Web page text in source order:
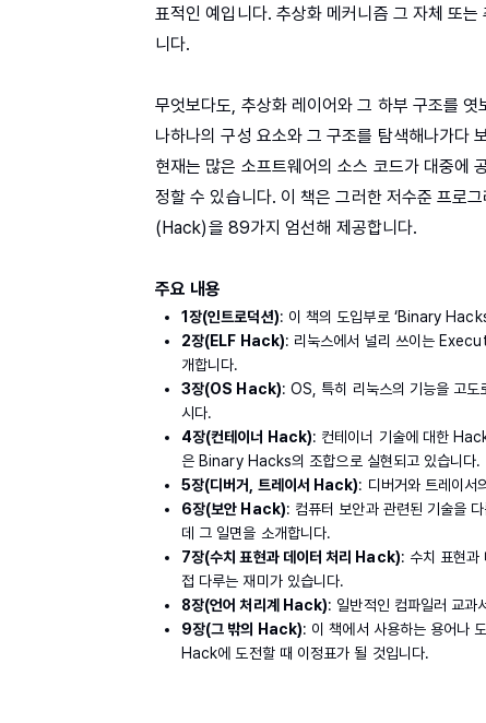
표적인 예입니다. 추상화 메커니즘 그 자체 또
니다.
무엇보다도, 추상화 레이어와 그 하부 구조를
나하나의 구성 요소와 그 구조를 탐색해나가다
현재는 많은 소프트웨어의 소스 코드가 대중에
정할 수 있습니다. 이 책은 그러한 저수준 프로
(Hack)을 89가지 엄선해 제공합니다.
주요 내용
1장(인트로덕션): 이 책의 도입부로 ‘Binary
2장(ELF Hack): 리눅스에서 널리 쓰이는
개합니다.
3장(OS Hack): OS, 특히 리눅스의 기능을 고
시다.
4장(컨테이너 Hack): 컨테이너 기술에 대한
은 Binary Hacks의 조합으로 실현되고 있습니다.
5장(디버거, 트레이서 Hack): 디버거와 트레이서
6장(보안 Hack): 컴퓨터 보안과 관련된 기술을
데 그 일면을 소개합니다.
7장(수치 표현과 데이터 처리 Hack): 수치 표현과
접 다루는 재미가 있습니다.
8장(언어 처리계 Hack): 일반적인 컴파일러 교과
9장(그 밖의 Hack): 이 책에서 사용하는 용어나
Hack에 도전할 때 이정표가 될 것입니다.